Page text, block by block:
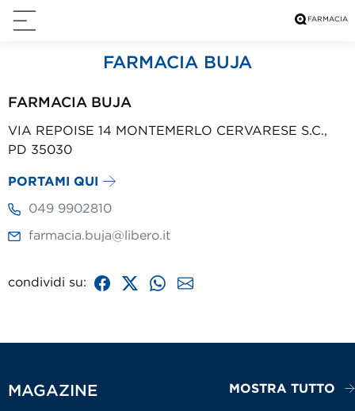
FARMACIA BUJA
FARMACIA BUJA
VIA REPOISE 14 MONTEMERLO CERVARESE S.C.,
PD 35030
PORTAMI QUI
049 9902810
farmacia.buja@libero.it
condividi su:
MAGAZINE MOSTRA TUTTO